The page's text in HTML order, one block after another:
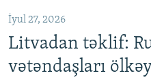
İyul 27, 2026
Litvadan təklif:
vətəndaşları